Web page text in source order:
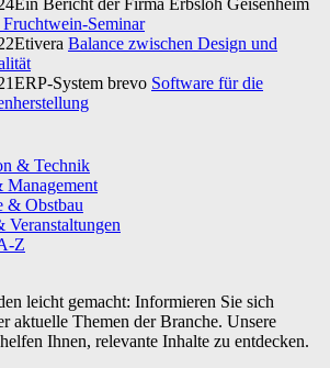
Ein Bericht der Firma Erbslöh Geisenheim
Fruchtwein-Seminar
Etivera Balance zwischen Design und
ERP-System brevo Software für die
& Technik
Management
& Obstbau
Veranstaltungen
Z
leicht gemacht: Informieren Sie sich
aktuelle Themen der Branche. Unsere
Ihnen, relevante Inhalte zu entdecken.